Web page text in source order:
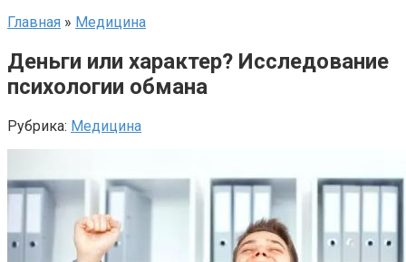
Главная » Медицина
Деньги или характер? Исследование
психологии обмана
Рубрика: Медицина